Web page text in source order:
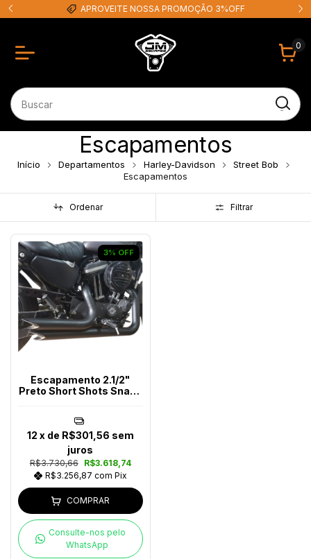
APROVEITE NOSSA PROMOÇÃO 3%OFF
0
Escapamentos
Início Departamentos Harley-Davidson
Street Bob
Escapamentos
Ordenar Filtrar
3% OFF
Escapamento 2.1/2"
Preto Short Shots Snake
R$3.730,66
R$3.618,74
R$3.256,87 com Pix
12 x de R$301,56 sem
juros
COMPRAR
Consulte-nos pelo
WhatsApp